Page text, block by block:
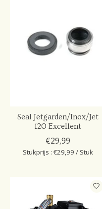
Seal Jetgarden/Inox/Jet
120 Excellent
€29,99
Stukprijs : €29,99 / Stuk